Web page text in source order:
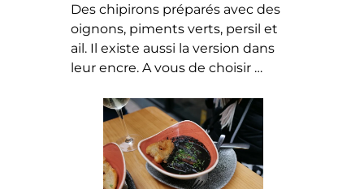
Des chipirons préparés avec des
oignons, piments verts, persil et
ail. Il existe aussi la version dans
leur encre. A vous de choisir …